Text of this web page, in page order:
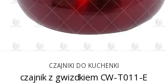
CZAJNIKI DO KUCHENKI
czajnik z gwizdkiem CW-T011-E